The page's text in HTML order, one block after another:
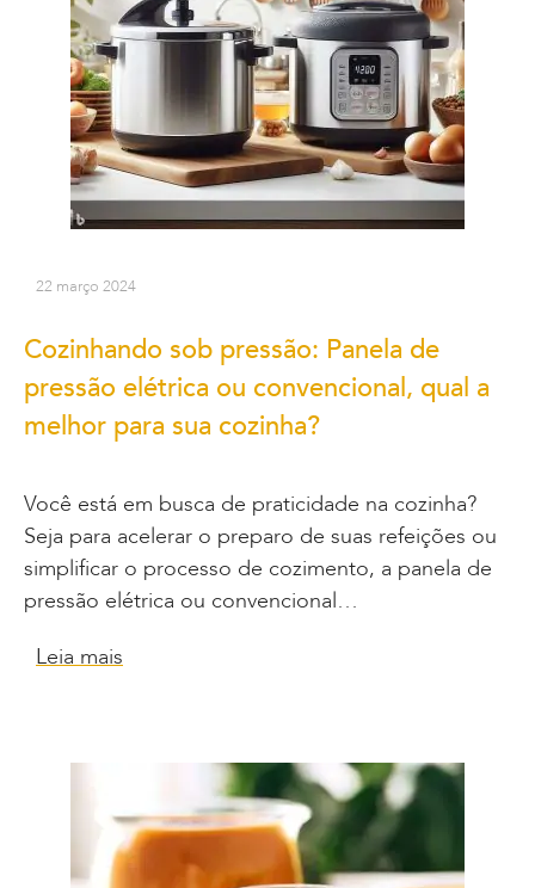
22 março 2024
Cozinhando sob pressão: Panela de
pressão elétrica ou convencional, qual a
melhor para sua cozinha?
Você está em busca de praticidade na cozinha?
Seja para acelerar o preparo de suas refeições ou
simplificar o processo de cozimento, a panela de
pressão elétrica ou convencional…
Leia mais